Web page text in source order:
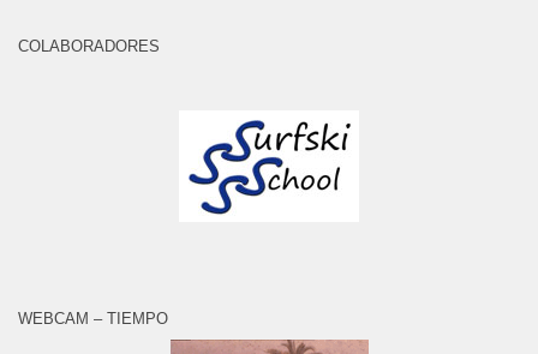
COLABORADORES
WEBCAM – TIEMPO